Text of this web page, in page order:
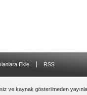
Ekle RSS
ve kaynak gösterilmeden